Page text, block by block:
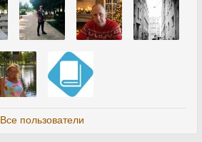
Все пользователи